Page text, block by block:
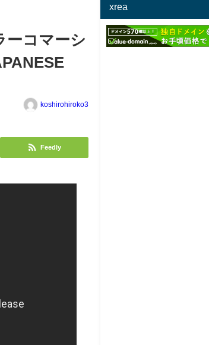
ーコマーシ
koshirohiroko3
Feedly
xrea